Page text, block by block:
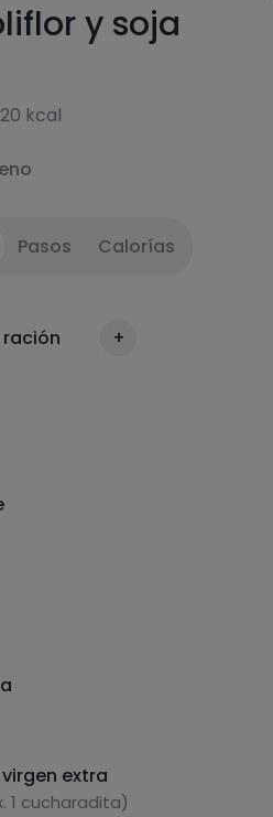
y soja
kcal
Pasos Calorías
ración +
extra
1 cucharadita)